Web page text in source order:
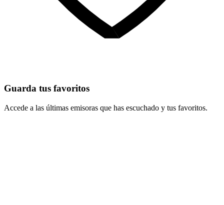
Guarda tus favoritos
Accede a las últimas emisoras que has escuchado y tus favoritos.